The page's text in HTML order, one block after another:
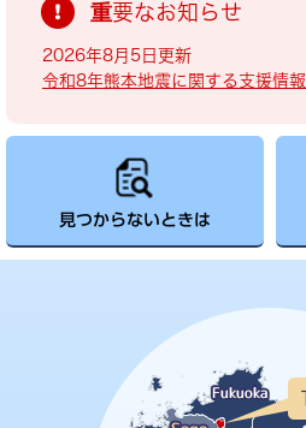
重要なお知らせ
2026年8月5日更新
令和8年熊本地震に関する支援情報
見つからないときは